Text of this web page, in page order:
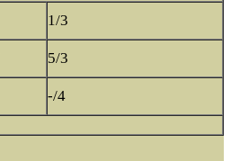
1/3
5/3
-/4